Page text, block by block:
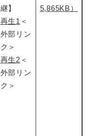
継】
再生1 ＜
外部リン
ク＞
再生2 ＜
外部リン
ク＞
5,865KB）